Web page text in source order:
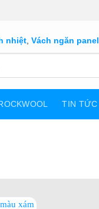
nhiệt, Vách ngăn panel
TIN TỨC